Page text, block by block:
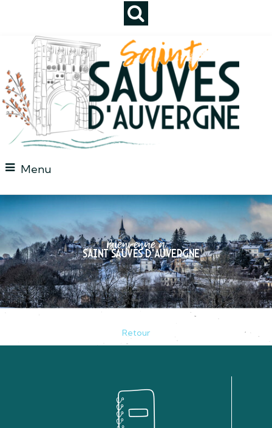
Menu
Bienvenue à
Saint Sauves d'auvergne
Retour